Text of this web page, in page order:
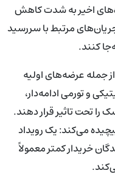
اخیر به شدت کاهش
مرتبط با سررسید
کنند.
جمله عرضه‌های اولیه
و تورمی ادامه‌دار،
تحت تاثیر قرار دهند.
می‌کند: یک رویداد
خریدار کمتر معمولاً